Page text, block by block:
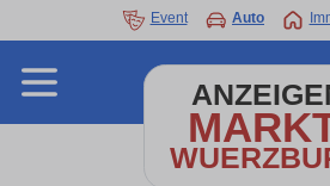
Event Auto